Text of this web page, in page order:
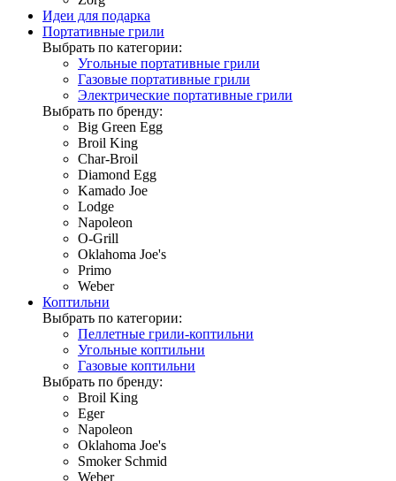
Идеи для подарка
Портативные грили
Выбрать по категории:
Угольные портативные грили
Газовые портативные грили
Электрические портативные грили
Выбрать по бренду:
Big Green Egg
Broil King
Char-Broil
Diamond Egg
Kamado Joe
Lodge
Napoleon
O-Grill
Oklahoma Joe's
Primo
Weber
Коптильни
Выбрать по категории:
Пеллетные грили-коптильни
Угольные коптильни
Газовые коптильни
Выбрать по бренду:
Broil King
Eger
Napoleon
Oklahoma Joe's
Smoker Schmid
Weber